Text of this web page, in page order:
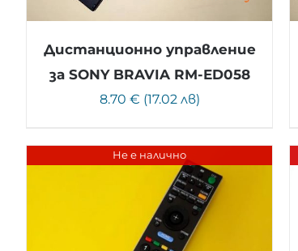
Дистанционно управление
за SONY BRAVIA RM-ED058
8.70 € (17.02 лв)
Не е налично